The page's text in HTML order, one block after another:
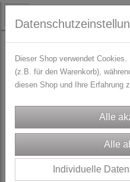
TRACHTENZUBEHÖR
Dieser Shop verwendet
(z.B. für den Warenkorb),
diesen Shop und Ihre Erfahrung
Individuelle